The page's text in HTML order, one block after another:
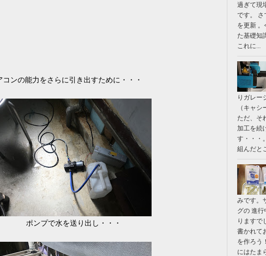
ンの能力をさらに引き出すために・・・
ポンプで水を送り出し・・・
過ぎて現
です。 さ
を更新
た基礎知
これに...
りガレー
（キャ
ただ、そ
加工を続
す・・・
組んだと
みです。
グの 進
りますで
書かれて
を作ろう
にはたま